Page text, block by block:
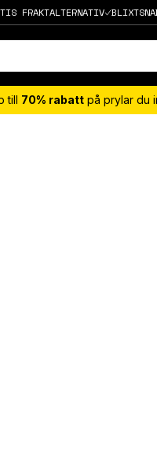
FRAKTALTERNATIV
till 70% rabatt på prylar du